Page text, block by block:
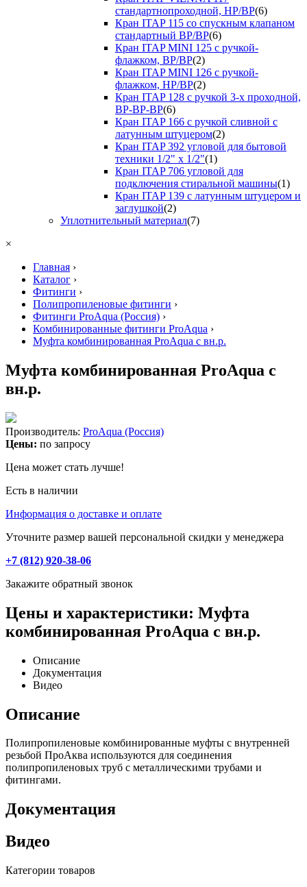
стандартнопроходной, НР/ВР(6)
Кран ITAP 115 со спускным клапаном
стандартный ВР/ВР(6)
Кран ITAP MINI 125 с ручкой-
флажком, ВР/ВР(2)
Кран ITAP MINI 126 с ручкой-
флажком, НР/ВР(2)
Кран ITAP 128 с ручкой 3-х проходной,
ВР-ВР-ВР(6)
Кран ITAP 166 с ручкой сливной с
латунным штуцером(2)
Кран ITAP 392 угловой для бытовой
техники 1/2" х 1/2"(1)
Кран ITAP 706 угловой для
подключения стиральной машины(1)
Кран ITAP 139 с латунным штуцером и
заглушкой(2)
Уплотнительный материал(7)
×
Главная ›
Каталог ›
Фитинги ›
Полипропиленовые фитинги ›
Фитинги ProAqua (Россия) ›
Комбинированные фитинги ProAqua ›
Муфта комбинированная ProAqua с вн.р.
Муфта комбинированная ProAqua с
вн.р.
Производитель: ProAqua (Россия)
Цены: по запросу
Цена может стать лучше!
Есть в наличии
Информация о доставке и оплате
Уточните размер вашей персональной скидки у менеджера
+7 (812) 920-38-06
Закажите обратный звонок
Цены и характеристики: Муфта
комбинированная ProAqua с вн.р.
Описание
Документация
Видео
Описание
Полипропиленовые комбинированные муфты с внутренней
резьбой ПроАква используются для соединения
полипропиленовых труб с металлическими трубами и
фитингами.
Документация
Видео
Категории товаров